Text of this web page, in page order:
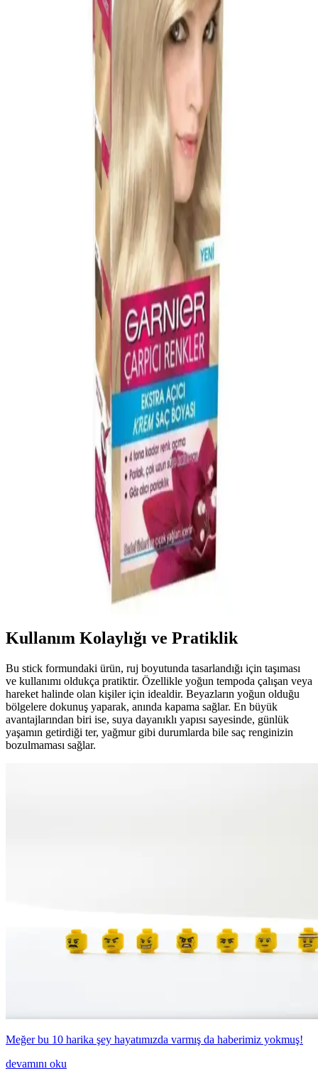
Palette Deluxe Saç Boyası 7-65 Altın Parıltılı Toffee:
Kalıcı ve Parlak Renk Performansı
amonyaklı formülüyle saçlara bakım yapar, beyazları kapatır ve
uzun süre parlak, canlı renk sağlar. Krem yapısıyla kolay uygulanır.
Palette 6-0 Koyu Kumral Kalıcı Doğal Renkler Saç
Boyası Seti - Canlı ve Parlak Saçlar
Palette 6-0 Koyu Kumral saç boyası, argan yağlı bakım maskesiyle
saçlara parlaklık kazandırır, beyaz saçları etkili kapatır ve kolay
uygulanır. Doğal ve kalıcı renk isteyenler için ideal bir seçenektir.
Palette Kalıcı Doğal Renkler Saç Boyası 1-0 Siyah -
Kalıcı ve Doğal Saç Rengi
Palette Kalıcı Doğal Renkler Saç Boyası 1-0 Siyah, argan yağı
bakım maskesiyle saçları besler, beyazları etkili kapatır ve krem
formuyla kolay uygulama sağlar. Kalıcı ve parlak siyah renk için
Beyaz Saç Kapatma Yöntemleri: Doğal ve
Profesyonel Çözümlerle Saç Bakımı
Beyaz saçların nedenleri ve etkili kapatma yöntemleri hakkında
detaylı bilgiler. Doğal, kimyasal ve profesyonel çözümlerle saç
sağlığınızı koruyarak beyazları gizleyin.
Erkekler İçin Beyaz Saç Kapatıcılar: Doğal
Görünüm ve Etkili Çözümler Rehberi
Erkekler için beyaz saç kapatıcılar, doğal görünüm ve estetik
çözümler sunar. Ürün türleri, kullanım önerileri ve içerik güvenliği
hakkında kapsamlı bilgilerle kendinizi genç ve bakımlı hissedin.
Garnier 111 Ekstra Açık Gümüş Sarısı Saç Boyası
ile Canlı ve Kalıcı Renk
Garnier 111 Ekstra Açık Gümüş Sarısı saç boyası, %100 beyaz
kapatma ve kalıcı krem formülüyle saçlarınıza doğal parlaklık ve
uzun ömürlü renk sağlar. Saç bakımına uygun formülüyle hassas
Kullanım Kolaylığı ve Pratiklik
Bu stick formundaki ürün, ruj boyutunda tasarlandığı için taşıması
ve kullanımı oldukça pratiktir. Özellikle yoğun tempoda çalışan veya
hareket halinde olan kişiler için idealdir. Beyazların yoğun olduğu
bölgelere dokunuş yaparak, anında kapama sağlar. En büyük
avantajlarından biri ise, suya dayanıklı yapısı sayesinde, günlük
yaşamın getirdiği ter, yağmur gibi durumlarda bile saç renginizin
bozulmaması sağlar.
Meğer bu 10 harika şey hayatımızda varmış da haberimiz yokmuş!
devamını oku